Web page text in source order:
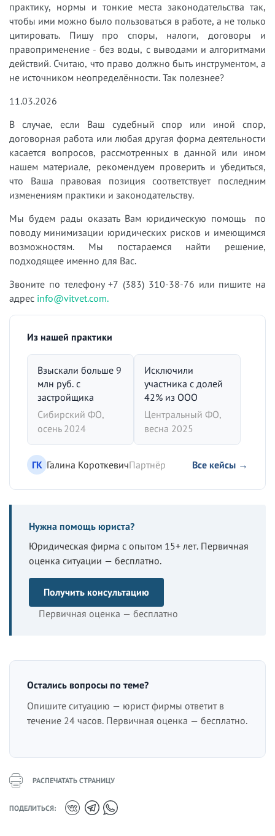
практику, нормы и тонкие места законодательства так,
чтобы ими можно было пользоваться в работе, а не только
цитировать. Пишу про споры, налоги, договоры и
правоприменение - без воды, с выводами и алгоритмами
действий. Считаю, что право должно быть инструментом, а
не источником неопределённости. Так полезнее?
11.03.2026
В случае, если Ваш судебный спор или иной спор,
договорная работа или любая другая форма деятельности
касается вопросов, рассмотренных в данной или ином
нашем материале, рекомендуем проверить и убедиться,
что Ваша правовая позиция соответствует последним
изменениям практики и законодательству.
Мы будем рады оказать Вам юридическую помощь по
поводу минимизации юридических рисков и имеющимся
возможностям. Мы постараемся найти решение,
подходящее именно для Вас.
Звоните по телефону +7 (383) 310-38-76 или пишите на
адрес info@vitvet.com.
Из нашей практики
Взыскали больше 9
млн руб. с
застройщика
Сибирский ФО,
осень 2024
Исключили
участника с долей
42% из ООО
Центральный ФО,
весна 2025
ГК Галина КороткевичПартнёр Все кейсы →
Нужна помощь юриста?
Юридическая фирма с опытом 15+ лет. Первичная
оценка ситуации — бесплатно.
Получить консультацию
Первичная оценка — бесплатно
Остались вопросы по теме?
Опишите ситуацию — юрист фирмы ответит в
течение 24 часов. Первичная оценка — бесплатно.
РАСПЕЧАТАТЬ СТРАНИЦУ
ПОДЕЛИТЬСЯ: